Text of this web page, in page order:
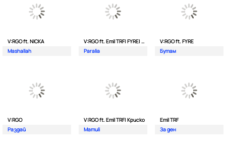
V:RGO ft. NICKA
Mashallah
V:RGO ft. Emil TRF| FYRE| 2Bona
Paralia
V:RGO ft. FYRE
Бутам
V:RGO
Раздай
V:RGO ft. Emil TRF| Криско
Mamuli
Emil TRF
За ден